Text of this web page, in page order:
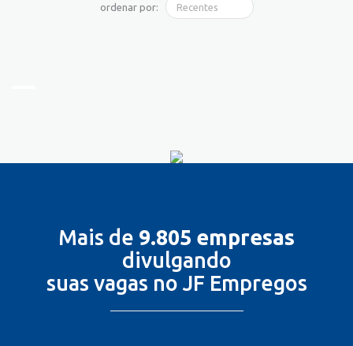
ordenar por:
Mais de 9.805 empresas
divulgando
suas vagas no JF Empregos